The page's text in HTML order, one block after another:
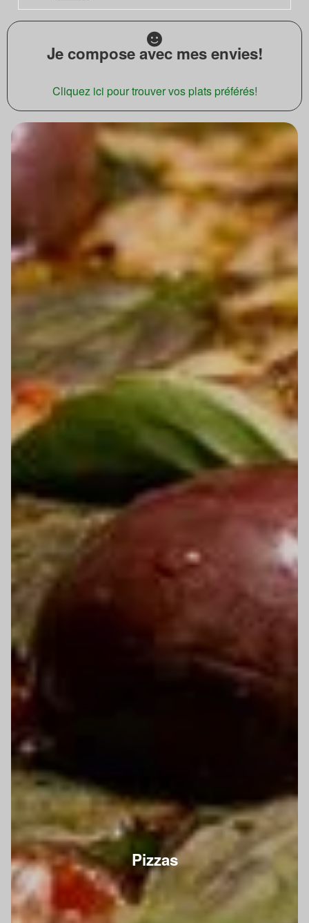
Je compose avec mes envies!
Cliquez ici pour trouver vos plats préférés!
Pizzas